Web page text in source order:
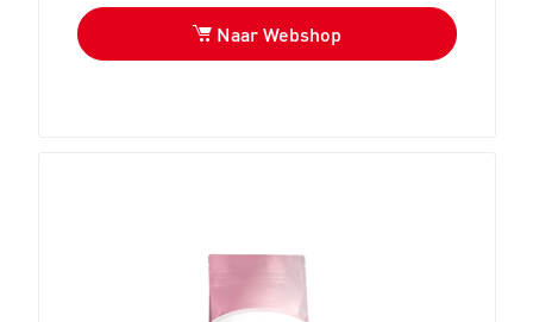
Naar Webshop